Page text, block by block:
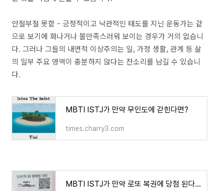
안절부절 못함 – 긍정적이고 낙관적인 태도를 지닌 운동가는 겉
으로 보기에 화나거나 불만족스러워 보이는 경우가 거의 없습니
다. 그러나 그들의 내면적 이상주의는 일, 가정 생활, 관계 등 삶
의 일부 주요 영역이 충분하지 않다는 잔소리를 남길 수 있습니
다.
MBTI ISTJ가 만약 무인도에 갇힌다면?
times.charry3.com
MBTI ISTJ가 만약 로또 복권에 당첨 된다면?